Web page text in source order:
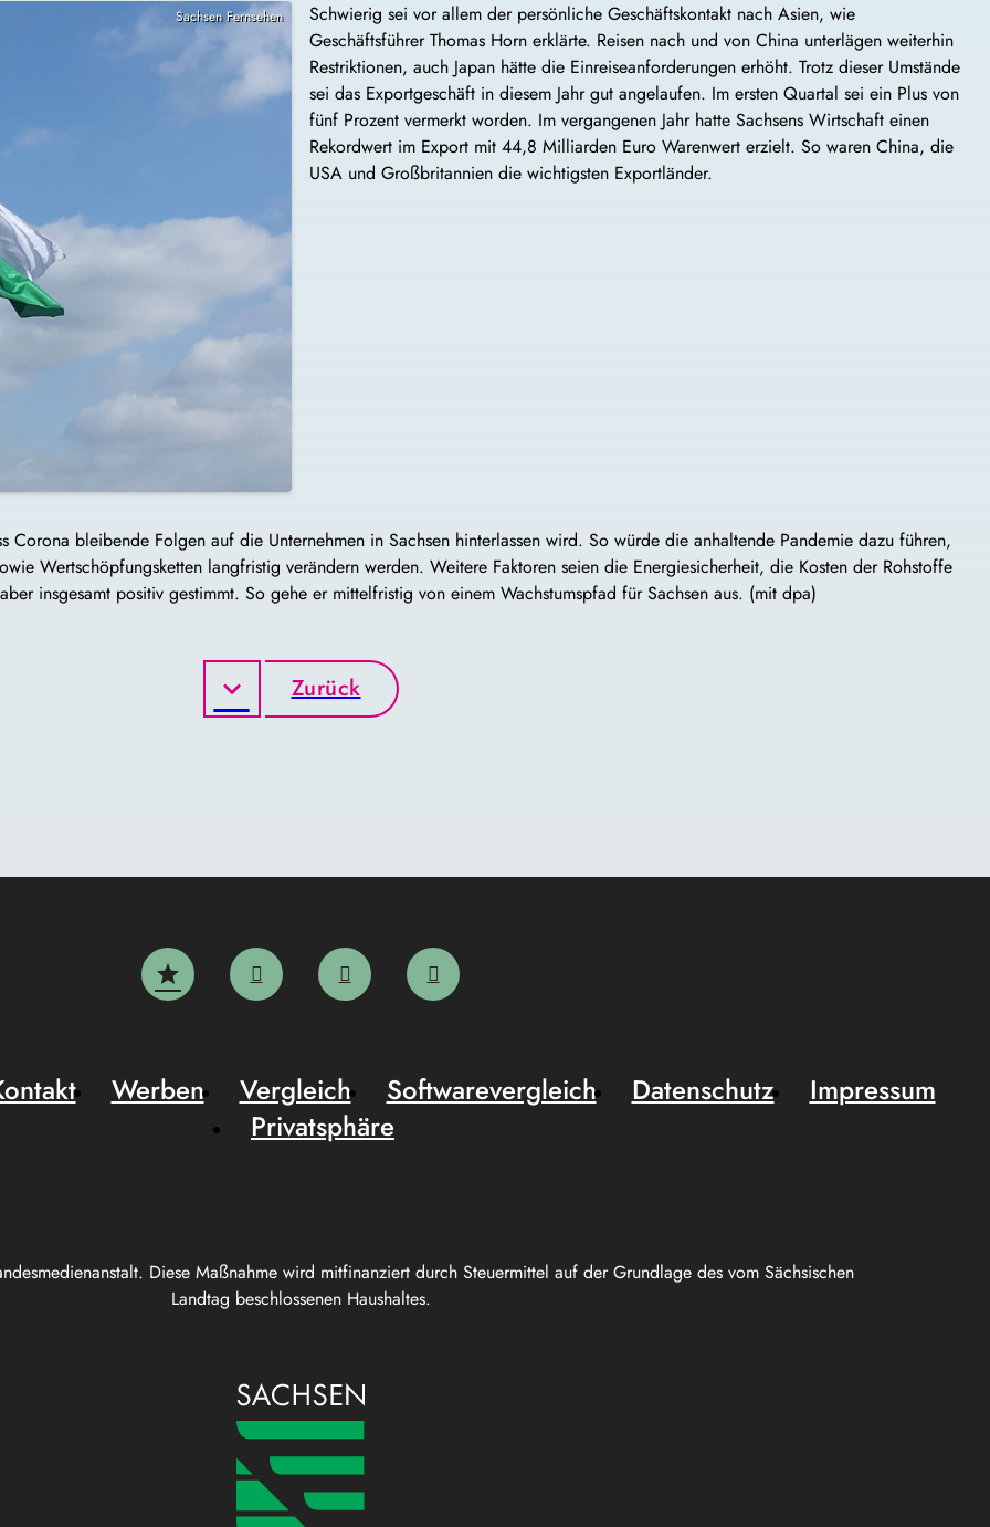
Sachsen Fernsehen
Schwierig sei vor allem der persönliche Geschäftskontakt nach Asien, wie
Geschäftsführer Thomas Horn erklärte. Reisen nach und von China unterlägen weiterhin
Restriktionen, auch Japan hätte die Einreiseanforderungen erhöht. Trotz dieser Umstände
sei das Exportgeschäft in diesem Jahr gut angelaufen. Im ersten Quartal sei ein Plus von
fünf Prozent vermerkt worden. Im vergangenen Jahr hatte Sachsens Wirtschaft einen
Rekordwert im Export mit 44,8 Milliarden Euro Warenwert erzielt. So waren China, die
USA und Großbritannien die wichtigsten Exportländer.
bleibende Folgen auf die Unternehmen in Sachsen hinterlassen wird. So würde die anhaltende Pandemie dazu führen,
Wertschöpfungsketten langfristig verändern werden. Weitere Faktoren seien die Energiesicherheit, die Kosten der Rohstoffe
insgesamt positiv gestimmt. So gehe er mittelfristig von einem Wachstumspfad für Sachsen aus. (mit dpa)
Zurück
Diese Maßnahme wird mitfinanziert durch Steuermittel auf der Grundlage des vom Sächsischen
Landtag beschlossenen Haushaltes.
Werben Vergleich Softwarevergleich Datenschutz
Impressum
Privatsphäre